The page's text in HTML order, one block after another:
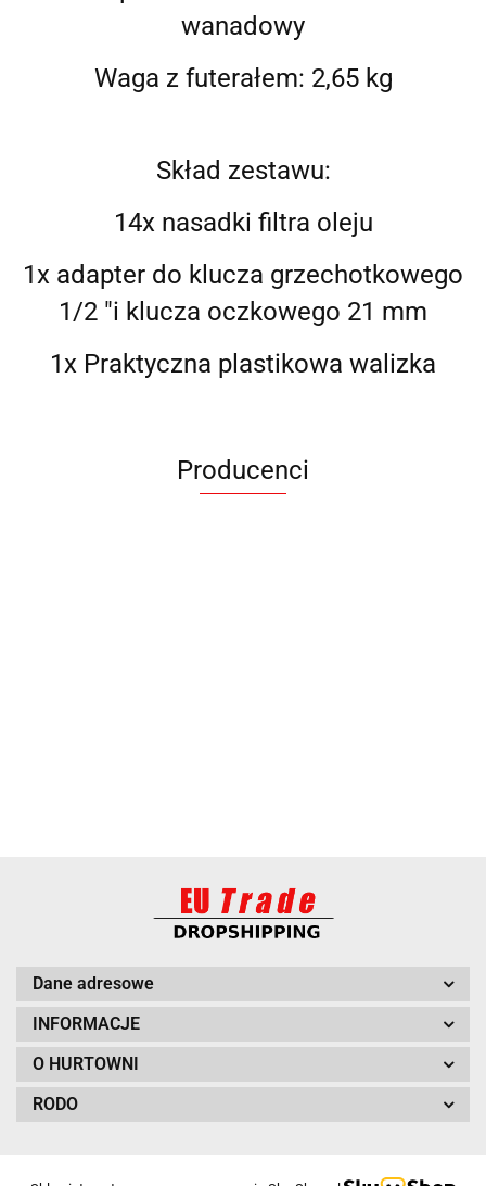
wanadowy
Waga z futerałem: 2,65 kg
Skład zestawu:
14x nasadki filtra oleju
1x adapter do klucza grzechotkowego
1/2 "i klucza oczkowego 21 mm
1x Praktyczna plastikowa walizka
Producenci
Dane adresowe
INFORMACJE
O HURTOWNI
RODO